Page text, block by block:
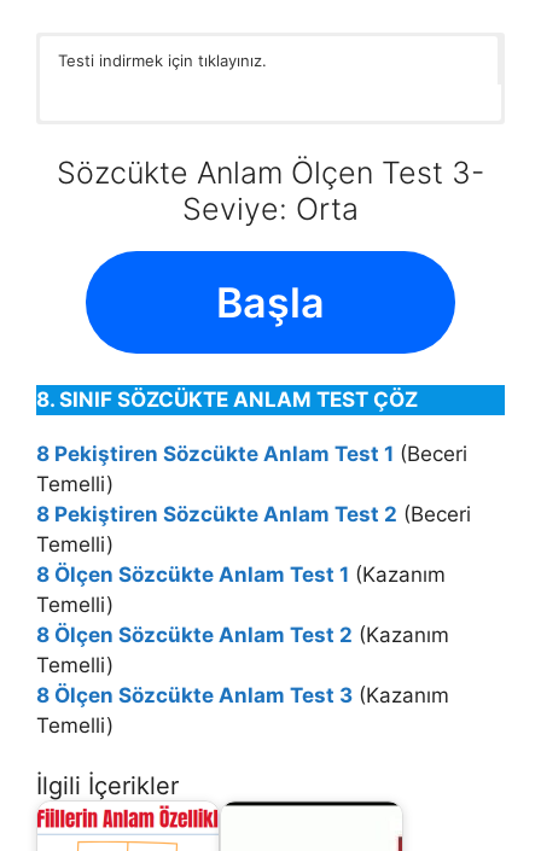
Testi indirmek için tıklayınız.
Sözcükte Anlam Ölçen Test 3-
Seviye: Orta
Başla
8. SINIF SÖZCÜKTE ANLAM TEST ÇÖZ
8 Pekiştiren Sözcükte Anlam Test 1 (Beceri
Temelli)
8 Pekiştiren Sözcükte Anlam Test 2 (Beceri
Temelli)
8 Ölçen Sözcükte Anlam Test 1 (Kazanım
Temelli)
8 Ölçen Sözcükte Anlam Test 2 (Kazanım
Temelli)
8 Ölçen Sözcükte Anlam Test 3 (Kazanım
Temelli)
İlgili İçerikler